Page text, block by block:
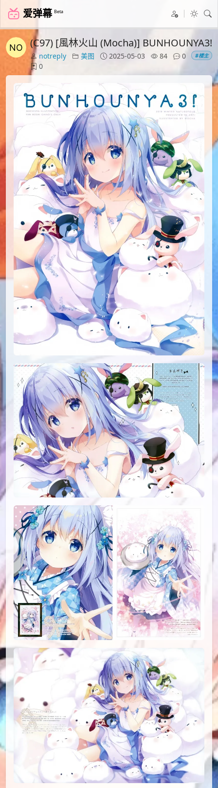
爱弹幕 Beta
(C97) [風林火山 (Mocha)] BUNHOUNYA3!
notreply 美图 2025-05-03 84
0
0
#楼主